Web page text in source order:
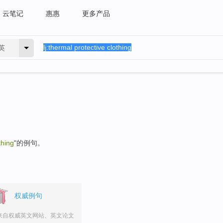
云笔记 惠惠 更多产品
"的例句。
权威例句
自权威英文网站、英文论文